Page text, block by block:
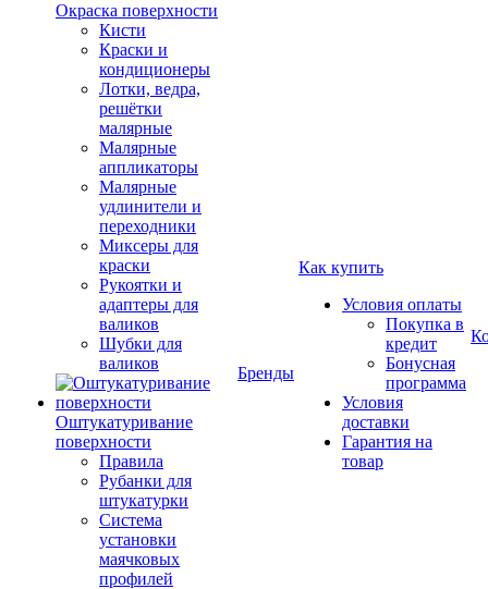
Окраска поверхности
Кисти
Краски и
кондиционеры
Лотки, ведра,
решётки
малярные
Малярные
аппликаторы
Малярные
удлинители и
переходники
Миксеры для
краски
Рукоятки и
адаптеры для
валиков
Шубки для
валиков
Оштукатуривание
поверхности
Правила
Рубанки для
штукатурки
Система
установки
маячковых
профилей
Бренды
Как купить
Условия оплаты
Покупка в
кредит
Бонусная
программа
Условия
доставки
Гарантия на
товар